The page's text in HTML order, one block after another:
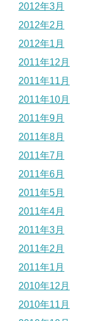
2012年3月
2012年2月
2012年1月
2011年12月
2011年11月
2011年10月
2011年9月
2011年8月
2011年7月
2011年6月
2011年5月
2011年4月
2011年3月
2011年2月
2011年1月
2010年12月
2010年11月